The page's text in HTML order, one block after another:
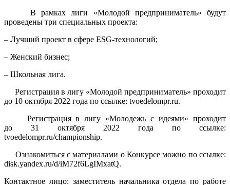
В рамках лиги «Молодой предприниматель» будут
проведены три специальных проекта:
– Лучший проект в сфере ESG-технологий;
– Женский бизнес;
– Школьная лига.
Регистрация в лигу «Молодой предприниматель» проходит
до 10 октября 2022 года по ссылке: tvoedelompr.ru.
Регистрация в лигу «Молодежь с идеями» проходит
до 31 октября 2022 года по ссылке:
tvoedelompr.ru/championship.
Ознакомиться с материалами о Конкурсе можно по ссылке:
disk.yandex.ru/d/iM72f6LgIMxatQ.
Контактное лицо: заместитель начальника отдела по работе